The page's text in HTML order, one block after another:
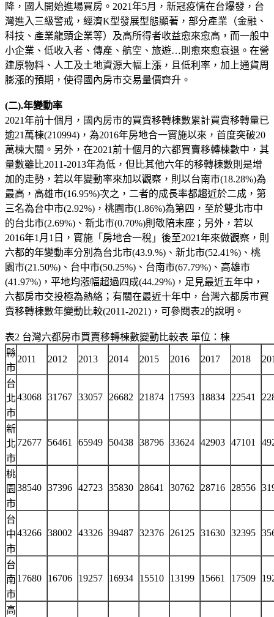
降，國人開始進場買房。2021年5月，新冠疫情在台爆發，台
灣進入三級警戒，經濟K型發展型態顯著，部分產業（金融、
科技、產業龍頭企業等）及高所得者收益愈來愈高，而一般中
小企業、低收入者、傳產、航空、旅遊…則愈來愈衰退。在營
建原物料、人工及土地資源大幅上漲，且低利率，加上通貨周
膨漲的預期，使得國內房市交易量價齊升。
(二).年變動率
2021年前十個月，國內房市的買賣移轉棟數累計買賣移轉量已
逾21萬棟(210994)，為2016年房地合一實施以來，首度突破20
萬棟大關。另外，在2021前十個月的六都買賣移轉棟數中，其
量數雖比2011-2013年為低，但比其他六年的移轉棟數則是增
加的走勢，若以年變動率來加以觀察，則以台南市(18.28%)為
最高，高雄市(16.95%)次之，二者的成長率都趨近於二成，第
三名為台中市(2.92%)，桃園市(1.86%)為第四，至於雙北市中
的台北市(2.69%)、新北市(0.70%)則敬陪末座；另外，若以
2016年1月1日，實施「房地合一稅」後至2021年來做觀察，則
六都的年變動率分別為台北市(43.9.%)、新北市(52.41%)、桃
園市(21.50%)、台中市(50.25%)、台南市(67.79%)、高雄市
(41.97%)，平地均漲幅超過四成(44.29%)，足見最近五年中，
六都房市交投極為熱絡；有關在最近十年中，台灣六都房市買
賣移轉棟數年變動比較(2011-2021)，可參閱表2的說明。
表2 台灣六都房市買賣移轉棟數變動比較表 單位：棟
縣
市
2011 2012 2013 2014 2015 2016 2017 2018
台
北
市
43068 31767 33057 26682 21874 17593 18834 22541
新
北
市
72677 56461 65949 50438 38796 33624 42903 47101
桃
園
市
38540 37396 42723 35830 28641 30762 28716 28556
台
中
市
43266 38002 43326 39487 32376 26125 31630 32395
台
南
市
17680 16706 19257 16934 15510 13199 15661 17509
高